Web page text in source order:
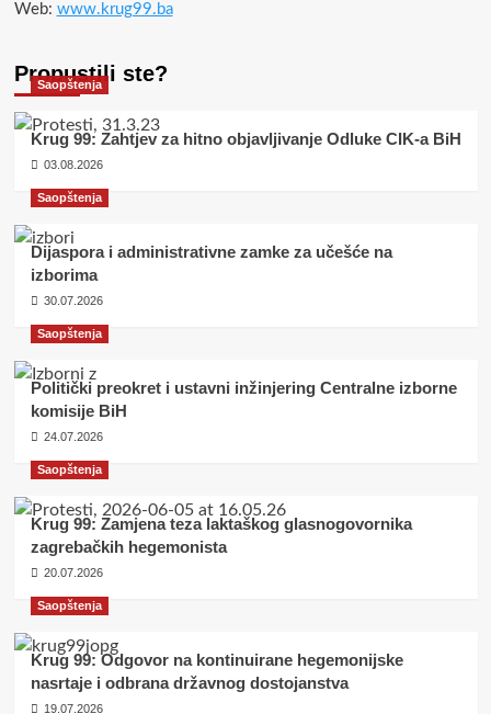
Web: www.krug99.ba
Propustili ste?
Saopštenja
Krug 99: Zahtjev za hitno objavljivanje Odluke CIK-a BiH
03.08.2026
Saopštenja
Dijaspora i administrativne zamke za učešće na
izborima
30.07.2026
Saopštenja
Politički preokret i ustavni inžinjering Centralne izborne
komisije BiH
24.07.2026
Saopštenja
Krug 99: Zamjena teza laktaškog glasnogovornika
zagrebačkih hegemonista
20.07.2026
Saopštenja
Krug 99: Odgovor na kontinuirane hegemonijske
nasrtaje i odbrana državnog dostojanstva
19.07.2026